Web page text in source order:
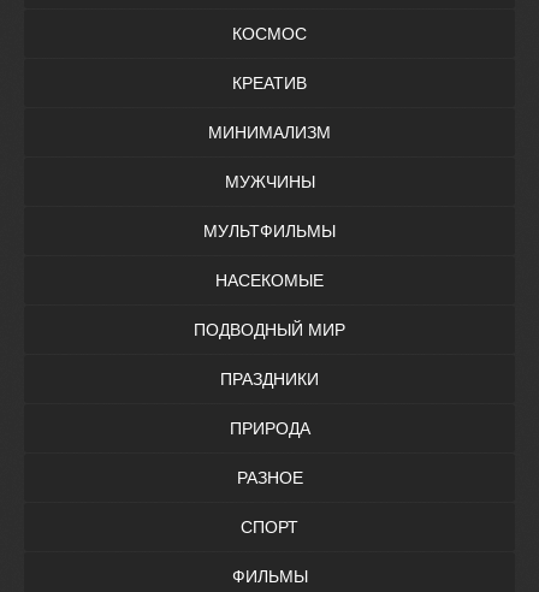
КОСМОС
КРЕАТИВ
МИНИМАЛИЗМ
МУЖЧИНЫ
МУЛЬТФИЛЬМЫ
НАСЕКОМЫЕ
ПОДВОДНЫЙ МИР
ПРАЗДНИКИ
ПРИРОДА
РАЗНОЕ
СПОРТ
ФИЛЬМЫ